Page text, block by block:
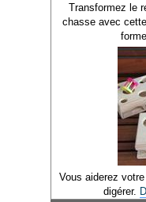
Transformez le
chasse avec cette
Vous aiderez
digérer.